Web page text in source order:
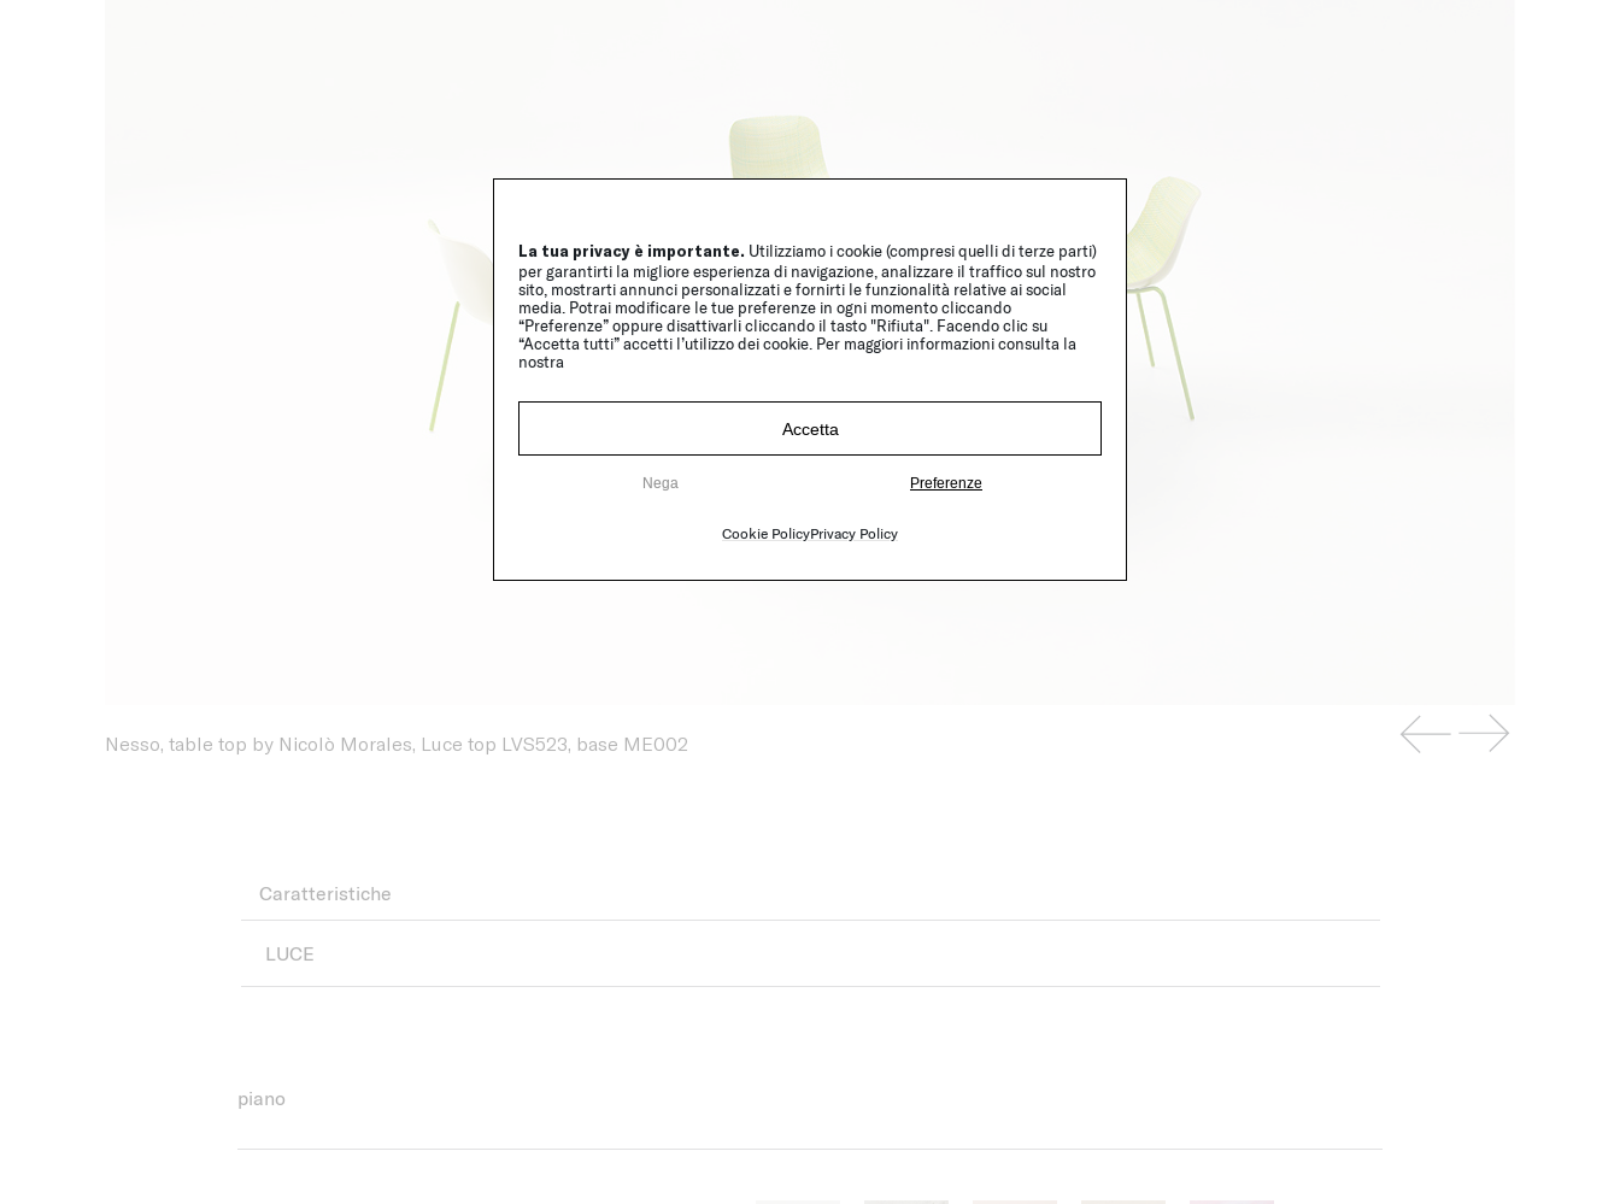
La tua privacy è importante. Utilizziamo i cookie (compresi quelli di terze parti)
per garantirti la migliore esperienza di navigazione, analizzare il traffico sul nostro
sito, mostrarti annunci personalizzati e fornirti le funzionalità relative ai social
media. Potrai modificare le tue preferenze in ogni momento cliccando
“Preferenze” oppure disattivarli cliccando il tasto "Rifiuta". Facendo clic su
“Accetta tutti” accetti l’utilizzo dei cookie. Per maggiori informazioni consulta la
nostra
Accetta
Nega Preferenze
Cookie PolicyPrivacy Policy
Nesso, table top by Nicolò Morales, Luce top LVS523, base ME002
Caratteristiche
LUCE
piano